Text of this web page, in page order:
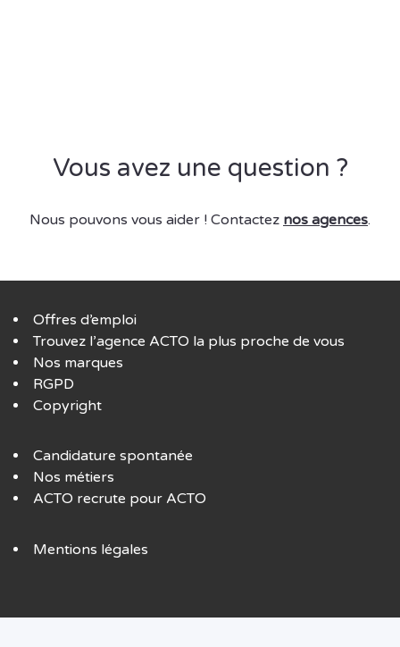
Vous avez une question ?
Nous pouvons vous aider ! Contactez nos agences.
Offres d’emploi
Trouvez l’agence ACTO la plus proche de vous
Nos marques
RGPD
Copyright
Candidature spontanée
Nos métiers
ACTO recrute pour ACTO
Mentions légales